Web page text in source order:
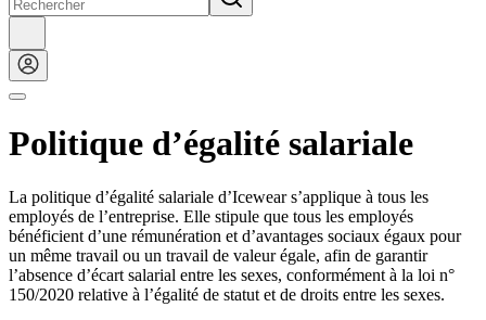
Politique d’égalité salariale
La politique d’égalité salariale d’Icewear s’applique à tous les
employés de l’entreprise. Elle stipule que tous les employés
bénéficient d’une rémunération et d’avantages sociaux égaux pour
un même travail ou un travail de valeur égale, afin de garantir
l’absence d’écart salarial entre les sexes, conformément à la loi n°
150/2020 relative à l’égalité de statut et de droits entre les sexes.